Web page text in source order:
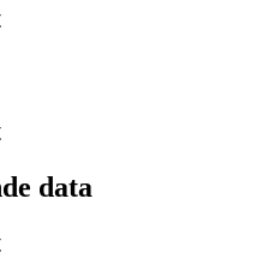
data